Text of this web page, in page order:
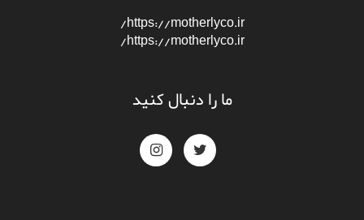
https://motherlyco.ir/
https://motherlyco.ir/
ما را دنبال کنید